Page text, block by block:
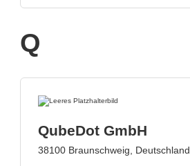
Q
QubeDot GmbH
38100 Braunschweig, Deutschland